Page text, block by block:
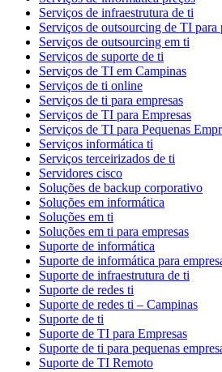
Serviços de infraestrutura de ti
Serviços de outsourcing de TI para
Serviços de outsourcing em ti
Serviços de suporte de ti
Serviços de TI em Campinas
Serviços de ti online
Serviços de ti para empresas
Serviços de TI para Empresas
Serviços de TI para Pequenas
Serviços informática ti
Serviços terceirizados de ti
Servidores cisco
Soluções de backup corporativo
Soluções em informática
Soluções em ti
Soluções em ti para empresas
Suporte de informática
Suporte de informática para
Suporte de infraestrutura de ti
Suporte de redes ti
Suporte de redes ti – Campinas
Suporte de ti
Suporte de TI para Empresas
Suporte de ti para pequenas
Suporte de TI Remoto